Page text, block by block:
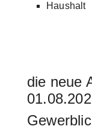
Haushalt
die neue